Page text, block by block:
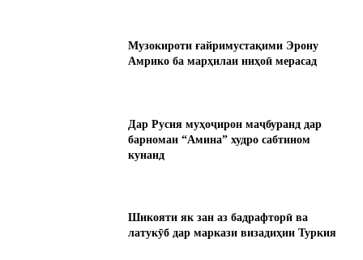
Музокироти ғайримустақими Эрону
Амрико ба марҳилаи ниҳоӣ мерасад
Дар Русия муҳоҷирон маҷбуранд дар
барномаи “Амина” худро сабтином
кунанд
Шикояти як зан аз бадрафторӣ ва
латукӯб дар маркази визадиҳии Туркия